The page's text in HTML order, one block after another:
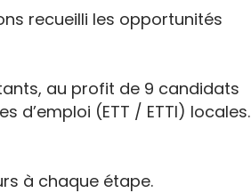
recueilli les opportunités
au profit de 9 candidats
d’emploi (ETT / ETTI) locales.
à chaque étape.